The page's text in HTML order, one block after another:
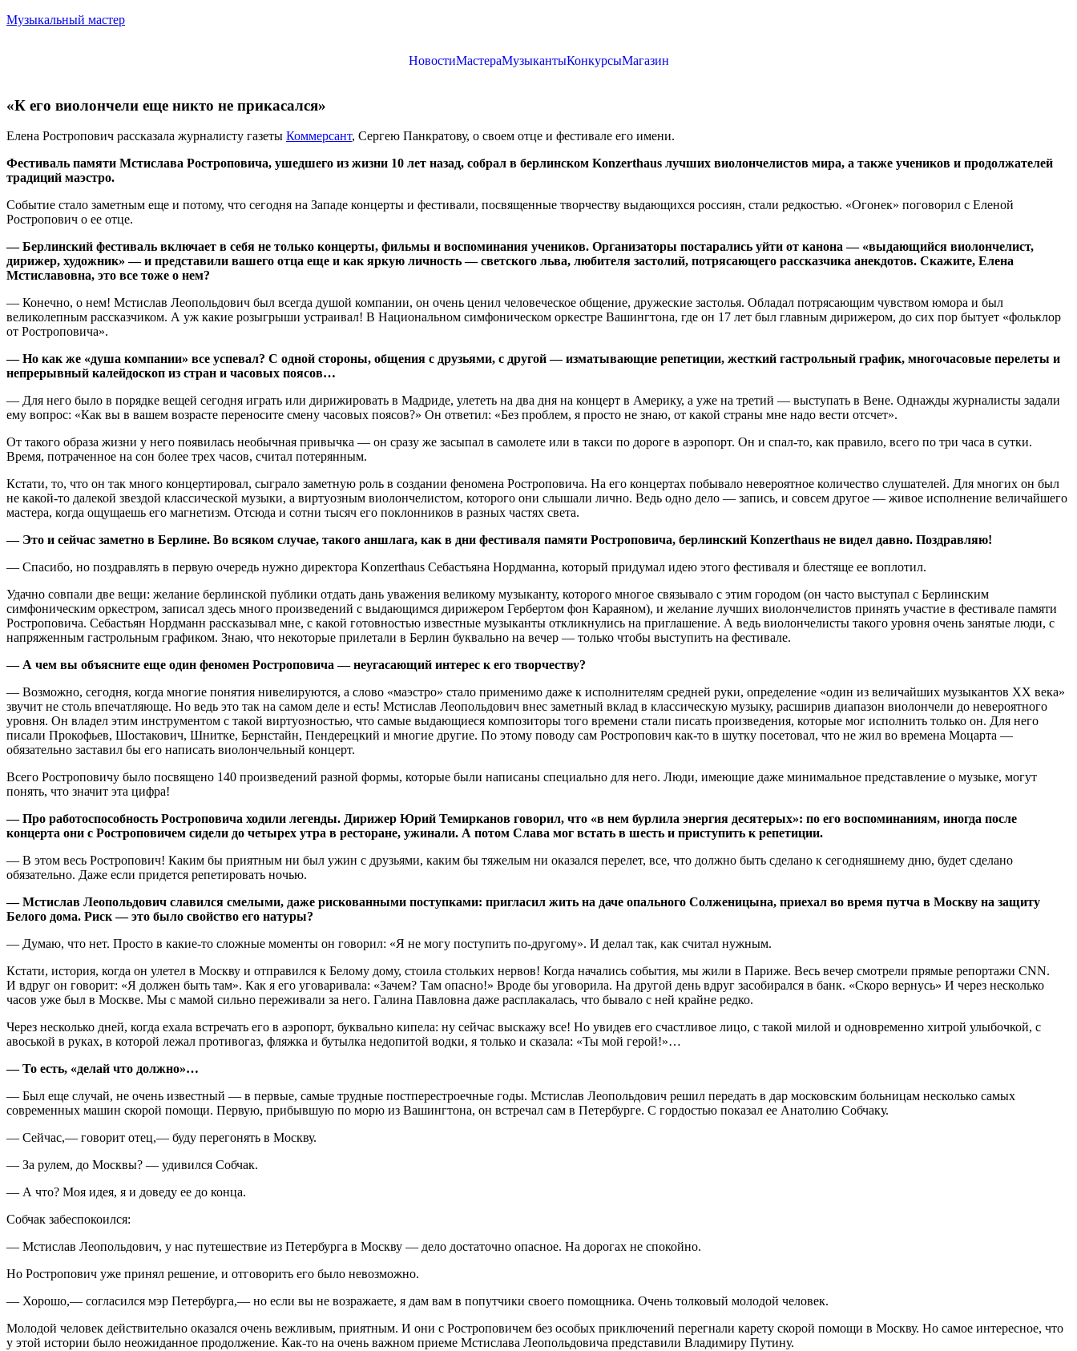
Музыкальный мастер
НовостиМастераМузыкантыКонкурсыМагазин
«К его виолончели еще никто не прикасался»
Елена Ростропович рассказала журналисту газеты Коммерсант, Сергею Панкратову, о своем отце и фестивале его имени.
Фестиваль памяти Мстислава Ростроповича, ушедшего из жизни 10 лет назад, собрал в берлинском Konzerthaus лучших виолончелистов мира, а также учеников и продолжателей
традиций маэстро.
Событие стало заметным еще и потому, что сегодня на Западе концерты и фестивали, посвященные творчеству выдающихся россиян, стали редкостью. «Огонек» поговорил с Еленой
Ростропович о ее отце.
— Берлинский фестиваль включает в себя не только концерты, фильмы и воспоминания учеников. Организаторы постарались уйти от канона — «выдающийся виолончелист,
дирижер, художник» — и представили вашего отца еще и как яркую личность — светского льва, любителя застолий, потрясающего рассказчика анекдотов. Скажите, Елена
Мстиславовна, это все тоже о нем?
— Конечно, о нем! Мстислав Леопольдович был всегда душой компании, он очень ценил человеческое общение, дружеские застолья. Обладал потрясающим чувством юмора и был
великолепным рассказчиком. А уж какие розыгрыши устраивал! В Национальном симфоническом оркестре Вашингтона, где он 17 лет был главным дирижером, до сих пор бытует «фольклор
от Ростроповича».
— Но как же «душа компании» все успевал? С одной стороны, общения с друзьями, с другой — изматывающие репетиции, жесткий гастрольный график, многочасовые перелеты и
непрерывный калейдоскоп из стран и часовых поясов…
— Для него было в порядке вещей сегодня играть или дирижировать в Мадриде, улететь на два дня на концерт в Америку, а уже на третий — выступать в Вене. Однажды журналисты задали
ему вопрос: «Как вы в вашем возрасте переносите смену часовых поясов?» Он ответил: «Без проблем, я просто не знаю, от какой страны мне надо вести отсчет».
От такого образа жизни у него появилась необычная привычка — он сразу же засыпал в самолете или в такси по дороге в аэропорт. Он и спал-то, как правило, всего по три часа в сутки.
Время, потраченное на сон более трех часов, считал потерянным.
Кстати, то, что он так много концертировал, сыграло заметную роль в создании феномена Ростроповича. На его концертах побывало невероятное количество слушателей. Для многих он был
не какой-то далекой звездой классической музыки, а виртуозным виолончелистом, которого они слышали лично. Ведь одно дело — запись, и совсем другое — живое исполнение величайшего
мастера, когда ощущаешь его магнетизм. Отсюда и сотни тысяч его поклонников в разных частях света.
— Это и сейчас заметно в Берлине. Во всяком случае, такого аншлага, как в дни фестиваля памяти Ростроповича, берлинский Konzerthaus не видел давно. Поздравляю!
— Спасибо, но поздравлять в первую очередь нужно директора Konzerthaus Себастьяна Нордманна, который придумал идею этого фестиваля и блестяще ее воплотил.
Удачно совпали две вещи: желание берлинской публики отдать дань уважения великому музыканту, которого многое связывало с этим городом (он часто выступал с Берлинским
симфоническим оркестром, записал здесь много произведений с выдающимся дирижером Гербертом фон Караяном), и желание лучших виолончелистов принять участие в фестивале памяти
Ростроповича. Себастьян Нордманн рассказывал мне, с какой готовностью известные музыканты откликнулись на приглашение. А ведь виолончелисты такого уровня очень занятые люди, с
напряженным гастрольным графиком. Знаю, что некоторые прилетали в Берлин буквально на вечер — только чтобы выступить на фестивале.
— А чем вы объясните еще один феномен Ростроповича — неугасающий интерес к его творчеству?
— Возможно, сегодня, когда многие понятия нивелируются, а слово «маэстро» стало применимо даже к исполнителям средней руки, определение «один из величайших музыкантов XX века»
звучит не столь впечатляюще. Но ведь это так на самом деле и есть! Мстислав Леопольдович внес заметный вклад в классическую музыку, расширив диапазон виолончели до невероятного
уровня. Он владел этим инструментом с такой виртуозностью, что самые выдающиеся композиторы того времени стали писать произведения, которые мог исполнить только он. Для него
писали Прокофьев, Шостакович, Шнитке, Бернстайн, Пендерецкий и многие другие. По этому поводу сам Ростропович как-то в шутку посетовал, что не жил во времена Моцарта —
обязательно заставил бы его написать виолончельный концерт.
Всего Ростроповичу было посвящено 140 произведений разной формы, которые были написаны специально для него. Люди, имеющие даже минимальное представление о музыке, могут
понять, что значит эта цифра!
— Про работоспособность Ростроповича ходили легенды. Дирижер Юрий Темирканов говорил, что «в нем бурлила энергия десятерых»: по его воспоминаниям, иногда после
концерта они с Ростроповичем сидели до четырех утра в ресторане, ужинали. А потом Слава мог встать в шесть и приступить к репетиции.
— В этом весь Ростропович! Каким бы приятным ни был ужин с друзьями, каким бы тяжелым ни оказался перелет, все, что должно быть сделано к сегодняшнему дню, будет сделано
обязательно. Даже если придется репетировать ночью.
— Мстислав Леопольдович славился смелыми, даже рискованными поступками: пригласил жить на даче опального Солженицына, приехал во время путча в Москву на защиту
Белого дома. Риск — это было свойство его натуры?
— Думаю, что нет. Просто в какие-то сложные моменты он говорил: «Я не могу поступить по-другому». И делал так, как считал нужным.
Кстати, история, когда он улетел в Москву и отправился к Белому дому, стоила стольких нервов! Когда начались события, мы жили в Париже. Весь вечер смотрели прямые репортажи CNN.
И вдруг он говорит: «Я должен быть там». Как я его уговаривала: «Зачем? Там опасно!» Вроде бы уговорила. На другой день вдруг засобирался в банк. «Скоро вернусь» И через несколько
часов уже был в Москве. Мы с мамой сильно переживали за него. Галина Павловна даже расплакалась, что бывало с ней крайне редко.
Через несколько дней, когда ехала встречать его в аэропорт, буквально кипела: ну сейчас выскажу все! Но увидев его счастливое лицо, с такой милой и одновременно хитрой улыбочкой, с
авоськой в руках, в которой лежал противогаз, фляжка и бутылка недопитой водки, я только и сказала: «Ты мой герой!»…
— То есть, «делай что должно»…
— Был еще случай, не очень известный — в первые, самые трудные постперестроечные годы. Мстислав Леопольдович решил передать в дар московским больницам несколько самых
современных машин скорой помощи. Первую, прибывшую по морю из Вашингтона, он встречал сам в Петербурге. С гордостью показал ее Анатолию Собчаку.
— Сейчас,— говорит отец,— буду перегонять в Москву.
— За рулем, до Москвы? — удивился Собчак.
— А что? Моя идея, я и доведу ее до конца.
Собчак забеспокоился:
— Мстислав Леопольдович, у нас путешествие из Петербурга в Москву — дело достаточно опасное. На дорогах не спокойно.
Но Ростропович уже принял решение, и отговорить его было невозможно.
— Хорошо,— согласился мэр Петербурга,— но если вы не возражаете, я дам вам в попутчики своего помощника. Очень толковый молодой человек.
Молодой человек действительно оказался очень вежливым, приятным. И они с Ростроповичем без особых приключений перегнали карету скорой помощи в Москву. Но самое интересное, что
у этой истории было неожиданное продолжение. Как-то на очень важном приеме Мстислава Леопольдовича представили Владимиру Путину.